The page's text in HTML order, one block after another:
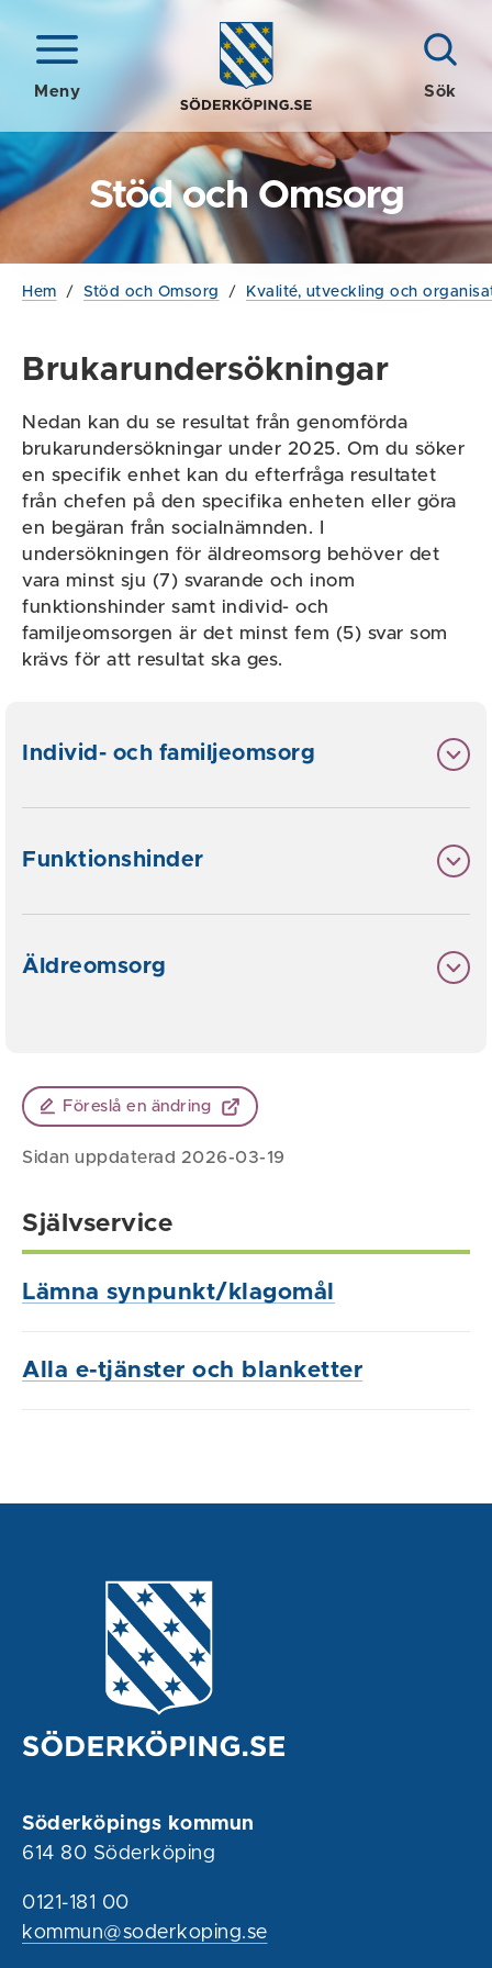
Meny Sök
Stöd och Omsorg
Hem / Stöd och Omsorg / Kvalité, utveckling och
Brukarundersökningar
Nedan kan du se resultat från genomförda
brukarundersökningar under 2025. Om du söker
en specifik enhet kan du efterfråga resultatet
från chefen på den specifika enheten eller göra
en begäran från socialnämnden. I
undersökningen för äldreomsorg behöver det
vara minst sju (7) svarande och inom
funktionshinder samt individ- och
familjeomsorgen är det minst fem (5) svar som
krävs för att resultat ska ges.
Individ- och familjeomsorg
Funktionshinder
Äldreomsorg
Föreslå en ändring
Sidan uppdaterad 2026-03-19
Självservice
Lämna synpunkt/klagomål
Alla e-tjänster och blanketter
Söderköpings kommun
614 80 Söderköping
0121-181 00
kommun@soderkoping.se